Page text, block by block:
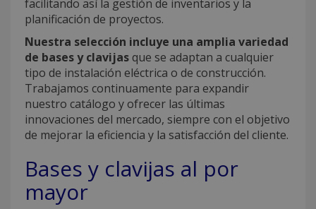
facilitando así la gestión de inventarios y la
planificación de proyectos.
Nuestra selección incluye una amplia variedad
de bases y clavijasque se adaptan a cualquier
tipo de instalación eléctrica o de construcción.
Trabajamos continuamente para expandir
nuestro catálogo y ofrecer las últimas
innovaciones del mercado, siempre con el objetivo
de mejorar la eficiencia y la satisfacción del cliente.
Bases y clavijas al por
mayor